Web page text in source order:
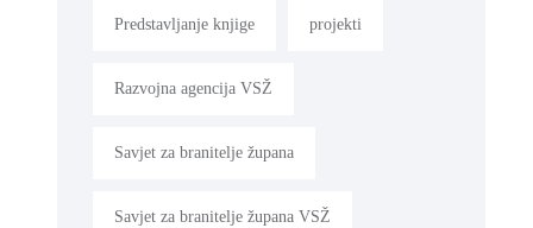
Predstavljanje knjige projekti
Razvojna agencija VSŽ
Savjet za branitelje župana
Savjet za branitelje župana VSŽ